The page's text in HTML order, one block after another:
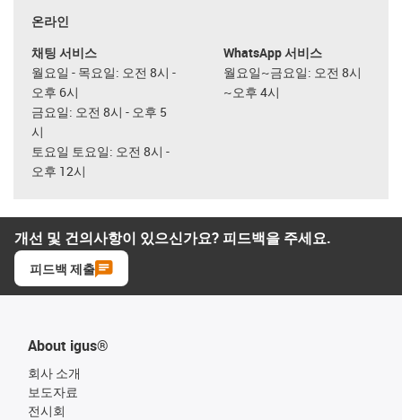
온라인
채팅 서비스
월요일 - 목요일: 오전 8시 -
오후 6시
금요일: 오전 8시 - 오후 5
시
토요일 토요일: 오전 8시 -
오후 12시
WhatsApp 서비스
월요일~금요일: 오전 8시
~오후 4시
개선 및 건의사항이 있으신가요? 피드백을 주세요.
피드백 제출
About igus®
회사 소개
보도자료
전시회